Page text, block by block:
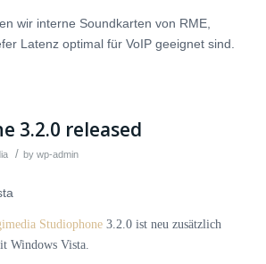
wir interne Soundkarten von RME,
Latenz optimal für VoIP geeignet sind.
3.2.0 released
/ by wp-admin
Studiophone3.2.0 ist neu zusätzlich
Windows Vista.